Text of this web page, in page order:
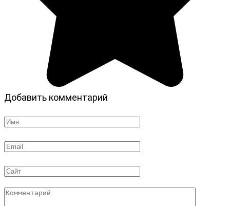
Добавить комментарий
Имя
Email
Сайт
Комментарий